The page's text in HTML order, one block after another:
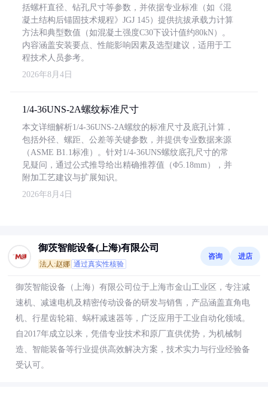
括螺杆直径、钻孔尺寸等参数，并依据专业标准（如《混
凝土结构后锚固技术规程》JGJ 145）提供抗拔承载力计算
方法和典型数值（如混凝土强度C30下设计值约80kN）。
内容涵盖安装要点、性能影响因素及选型建议，适用于工
程技术人员参考。
2026年8月4日
1/4-36UNS-2A螺纹标准尺寸
本文详细解析1/4-36UNS-2A螺纹的标准尺寸及底孔计算，
包括外径、螺距、公差等关键参数，并提供专业数据来源
（ASME B1.1标准）。针对1/4-36UNS螺纹底孔尺寸的常
见疑问，通过公式推导给出精确推荐值（Φ5.18mm），并
附加工艺建议与扩展知识。
2026年8月4日
御茨智能设备(上海)有限公司
法人:赵娜 通过真实性核验
咨询 进店
御茨智能设备（上海）有限公司位于上海市金山工业区，专注减
速机、减速电机及精密传动设备的研发与销售，产品涵盖直角电
机、行星齿轮箱、蜗杆减速器等，广泛应用于工业自动化领域。
自2017年成立以来，凭借专业技术和原厂直供优势，为机械制
造、智能装备等行业提供高效解决方案，技术实力与行业经验备
受认可。